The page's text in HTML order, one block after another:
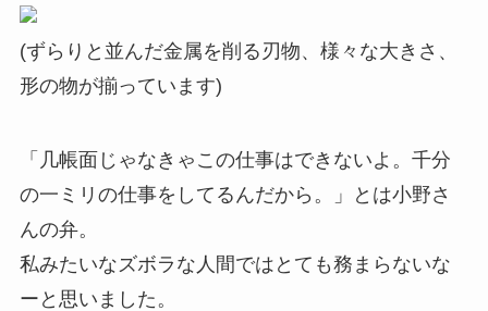
(ずらりと並んだ金属を削る刃物、様々な大きさ、
形の物が揃っています)
「几帳面じゃなきゃこの仕事はできないよ。千分
の一ミリの仕事をしてるんだから。」とは小野さ
んの弁。
私みたいなズボラな人間ではとても務まらないな
ーと思いました。